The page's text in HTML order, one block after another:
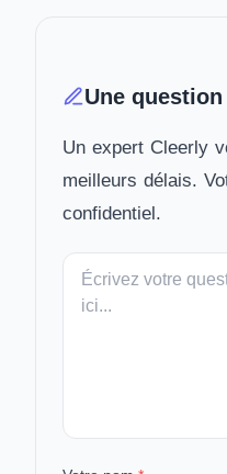
Une
Un expert Cleerly
meilleurs délais.
confidentiel.
Votre
message